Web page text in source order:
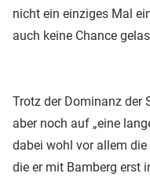
nicht ein einziges Mal
auch keine Chance
Trotz der Dominanz der
aber noch auf „eine
dabei wohl vor allem
die er mit Bamberg erst